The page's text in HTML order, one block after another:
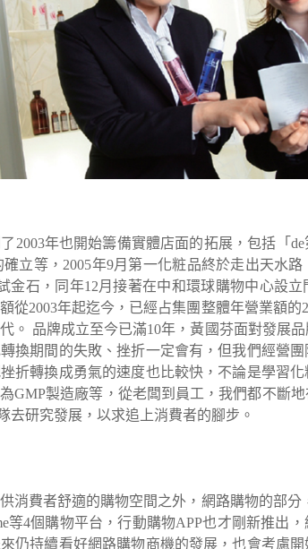
2003年也開始籌備實體店面的拓展，包括「
立等，2005年9月第一化粧品終於走出天水
金石，同年12月接著在中和環球購物中心設
從2003年起迄今，已經占集團整體年營業額的
。 品牌成立至今已滿10年，黃國芬面對發展
換期間的失敗、挫折一定會有，但我們經營團
折轉換成勇氣的速度也比較快，不論是學習
GMP製造廠等，從老闆到員工，我們都不斷
去研究發展，以求追上消費者的腳步。
消費者舒適的購物空間之外，網路購物的部分
等4個購物平台，行動購物APP也才剛新推出
仍持續看好網路購物商機的發展，也會考慮